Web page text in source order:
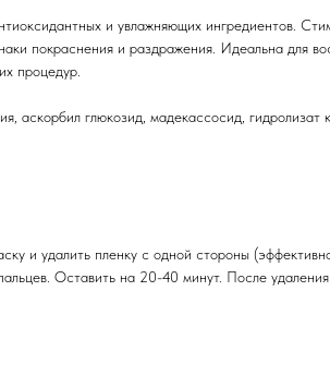
и увлажняющих ингредиентов.
покраснения и раздражения. Идеальна для
процедур.
аскорбил глюкозид, мадекассосид,
и удалить пленку с одной стороны
Оставить на 20-40 минут. После